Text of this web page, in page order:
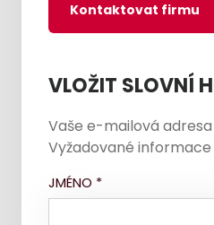
Kontaktovat firmu
VLOŽIT SLOVNÍ
Vaše e-mailová
Vyžadované
JMÉNO *